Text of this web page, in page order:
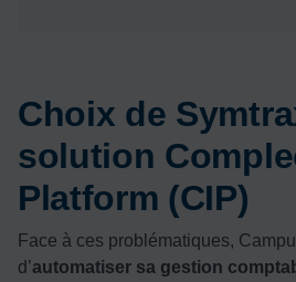
Choix de
solution
Platform (CIP)
Face à ces problématiques,
d’automatiser sa gestion